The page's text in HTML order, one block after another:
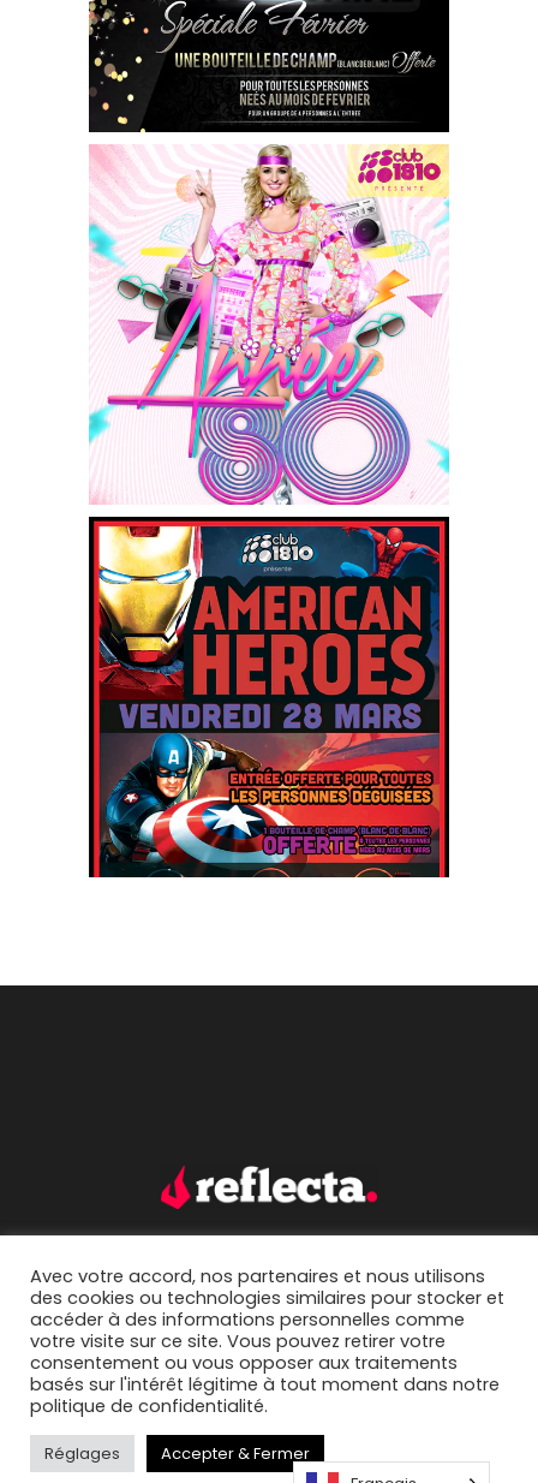
accueil. portfolio.
mentions légales. contact.
Avec votre accord, nos partenaires et nous utilisons
des cookies ou technologies similaires pour stocker et
accéder à des informations personnelles comme
votre visite sur ce site. Vous pouvez retirer votre
consentement ou vous opposer aux traitements
basés sur l'intérêt légitime à tout moment dans notre
politique de confidentialité.
Réglages
Accepter & Fermer